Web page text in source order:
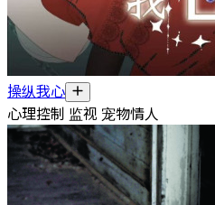
操纵我心
心理控制 监视 宠物情人